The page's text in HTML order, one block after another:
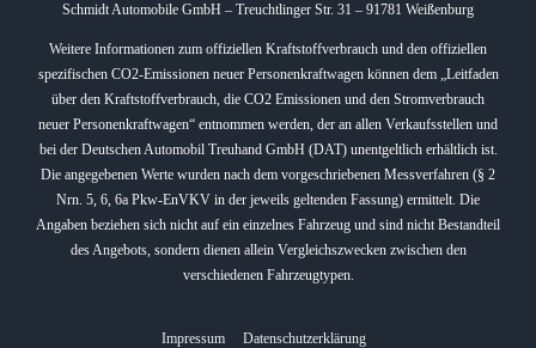
Schmidt Automobile GmbH – Treuchtlinger Str. 31 – 91781 Weißenburg
Weitere Informationen zum offiziellen Kraftstoffverbrauch und den offiziellen
spezifischen CO2-Emissionen neuer Personenkraftwagen können dem „Leitfaden
über den Kraftstoffverbrauch, die CO2 Emissionen und den Stromverbrauch
neuer Personenkraftwagen“ entnommen werden, der an allen Verkaufsstellen und
bei der Deutschen Automobil Treuhand GmbH (DAT) unentgeltlich erhältlich ist.
Die angegebenen Werte wurden nach dem vorgeschriebenen Messverfahren (§ 2
Nrn. 5, 6, 6a Pkw-EnVKV in der jeweils geltenden Fassung) ermittelt. Die
Angaben beziehen sich nicht auf ein einzelnes Fahrzeug und sind nicht Bestandteil
des Angebots, sondern dienen allein Vergleichszwecken zwischen den
verschiedenen Fahrzeugtypen.
Impressum Datenschutzerklärung